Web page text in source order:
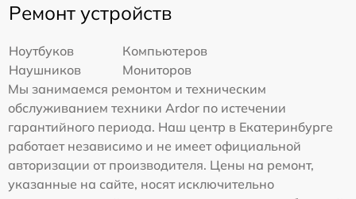
Ремонт устройств
Ноутбуков
Компьютеров
Наушников
Мониторов
Мы занимаемся ремонтом и техническим
обслуживанием техники Ardor по истечении
гарантийного периода. Наш центр в Екатеринбурге
работает независимо и не имеет официальной
авторизации от производителя. Цены на ремонт,
указанные на сайте, носят исключительно